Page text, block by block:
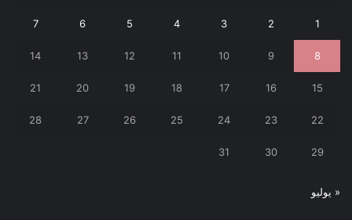
1
2
3
4
5
6
7
8
9
10
11
12
13
14
15
16
17
18
19
20
21
22
23
24
25
26
27
28
29
30
31
« يوليو